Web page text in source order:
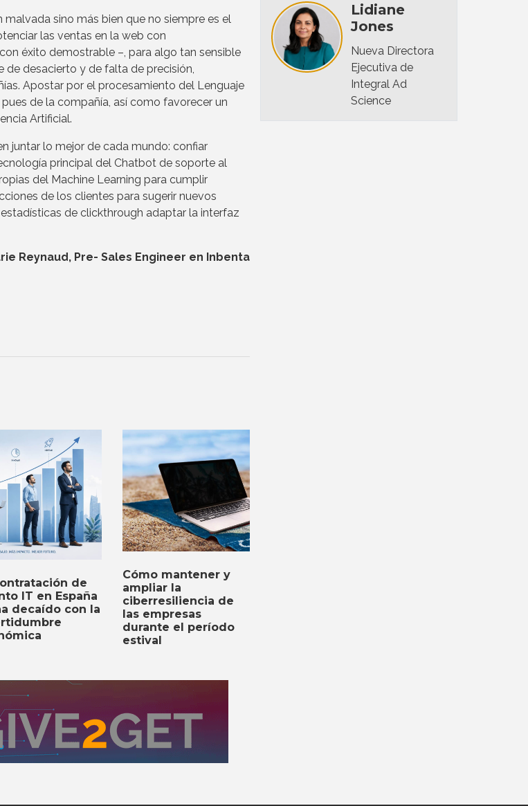
sino más bien que no siempre es el
las ventas en la web con
éxito demostrable –, para algo tan sensible
desacierto y de falta de precisión,
Apostar por el procesamiento del Lenguaje
de la compañía, así como favorecer un
Artificial.
juntar lo mejor de cada mundo: confiar
principal del Chatbot de soporte al
del Machine Learning para cumplir
de los clientes para sugerir nuevos
de clickthrough adaptar la interfaz
Reynaud, Pre- Sales Engineer en Inbenta
de
IT en España
decaído con la
Cómo mantener y
ampliar la
ciberresiliencia de
las empresas
durante el período
estival
Lidiane
Jones
Nueva Directora
Ejecutiva de
Integral Ad
Science